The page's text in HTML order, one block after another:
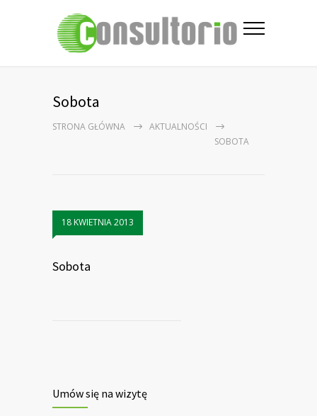
Sobota
STRONA GŁÓWNA
AKTUALNOŚCI
SOBOTA
18 KWIETNIA 2013
Sobota
Umów się na wizytę